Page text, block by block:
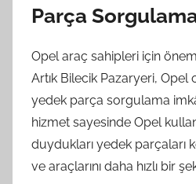
Parça
Opel araç sahipleri için
Artık Bilecik Pazaryeri,
yedek parça sorgulama
hizmet sayesinde Opel
duydukları yedek parçaları
ve araçlarını daha hızlı bir